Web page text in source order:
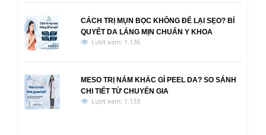
CÁCH TRỊ MỤN BỌC KHÔNG ĐỂ LẠI SẸO? BÍ
QUYẾT DA LÁNG MỊN CHUẨN Y KHOA
Lượt xem: 1.136
MESO TRỊ NÁM KHÁC GÌ PEEL DA? SO SÁNH
CHI TIẾT TỪ CHUYÊN GIA
Lượt xem: 1.133